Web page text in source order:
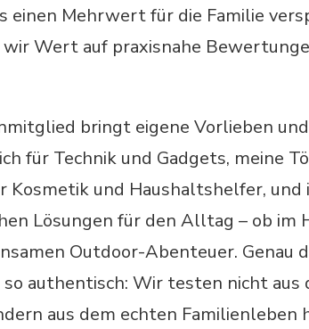
einen Mehrwert für die Familie
Wert auf praxisnahe
bringt eigene Vorlieben
für Technik und Gadgets, meine
Kosmetik und Haushaltshelfer,
Lösungen für den Alltag – ob im
Outdoor-Abenteuer. Genau
authentisch: Wir testen nicht aus
aus dem echten Familienleben